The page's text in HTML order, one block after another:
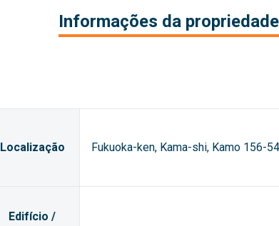
Informações da propriedade
Localização Fukuoka-ken, Kama-shi, Kamo 156-54
Edifício /